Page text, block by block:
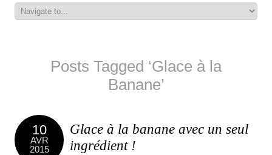
Posts Tagged ‘Glace à la
Banane’
10
AVR
2015
Glace à la banane avec un seul
ingrédient !